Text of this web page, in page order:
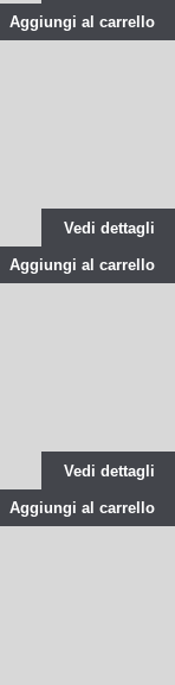
Aggiungi al carrello
Vedi dettagli
Aggiungi al carrello
Vedi dettagli
Aggiungi al carrello